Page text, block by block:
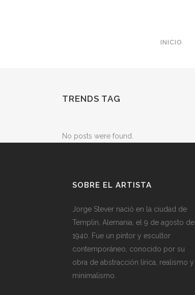
INICIO
TRENDS TAG
No posts were found.
SOBRE EL ARTISTA
Jorge Stever nació en la ciudad de
Templin, Alemania, el 9 de agosto de
1940. Fue un pintor y escultor
contemporáneo, conocido por su
obra de abstracción lírica, realismo y
minimalismo.